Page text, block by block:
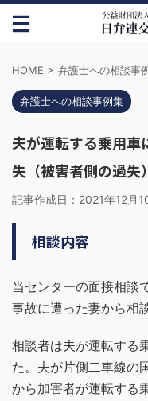
HOME > 弁護士への相談事
弁護士への相談事例集
夫が運転する乗用車
失（被害者側の過失
記事作成日： 2021年12月
相談内容
当センターの面接相談
事故に遭った妻から相
相談者は夫が運転する
た。夫が片側二車線の
から加害者が運転する